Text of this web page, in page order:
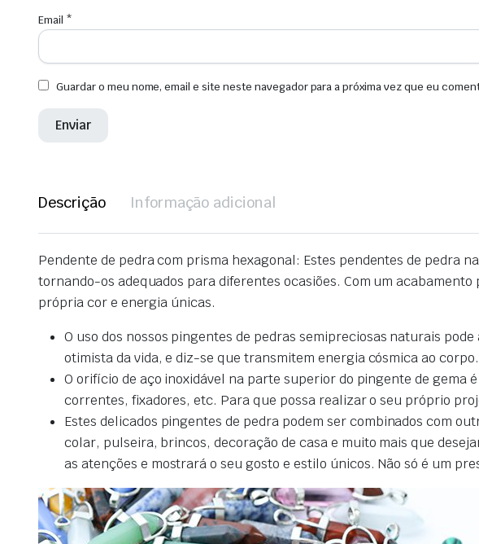
Email *
Guardar o meu nome, email e site neste navegador para a próxima vez que eu
Descrição Informação adicional
Pendente de pedra com prisma hexagonal: Estes pendentes de pedra
tornando-os adequados para diferentes ocasiões. Com um
própria cor e energia únicas.
O uso dos nossos pingentes de pedras semipreciosas naturais
otimista da vida, e diz-se que transmitem energia cósmica ao corpo.
O orifício de aço inoxidável na parte superior do pingente de
correntes, fixadores, etc. Para que possa realizar o seu próprio
Estes delicados pingentes de pedra podem ser combinados com
colar, pulseira, brincos, decoração de casa e muito mais que
as atenções e mostrará o seu gosto e estilo únicos. Não só é um